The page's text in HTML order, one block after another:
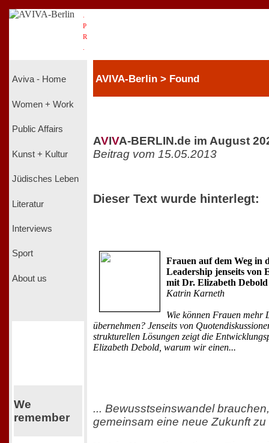
P
R
Aviva - Home
Women + Work
Public Affairs
Kunst + Kultur
Jüdisches Leben
Literatur
Interviews
Sport
About us
We
remember
AVIVA-Berlin > Found
AVIVA-BERLIN.de im August
Beitrag vom 15.05.2013
Dieser Text wurde hinterlegt:
Frauen auf dem Weg in
Leadership jenseits von
mit Dr. Elizabeth Debold
Katrin Karneth
Wie können Frauen mehr
übernehmen? Jenseits von
strukturellen Lösungen zeigt die
Elizabeth Debold, warum wir einen...
... Bewusstseinswandel
gemeinsam eine neue Zukunft zu